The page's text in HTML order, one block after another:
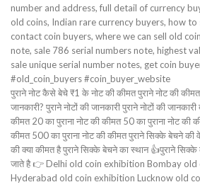
number and address, full detail of currency
old coins, Indian rare currency buyers, how
contact coin buyers, where we can sell old
note, sale 786 serial numbers note, highest
sale unique serial number notes, get coin
#old_coin_buyers #coin_buyer_website
पुराने नोट कैसे बेचे ₹1 के नोट की कीमत पुराने नोट की कीमत
जानकारी? पुराने नोटों की जानकारी पुराने नोटों की
कीमत 20 का पुराना नोट की कीमत 50 का पुराना नोट की
कीमत 500 का पुराना नोट की कीमत पुराने सिक्के बेचने की
की क्या कीमत है पुराने सिक्के बेचने का स्थान 👍पुराने
जाते है 👉 Delhi old coin exhibition Bombay
Hyderabad old coin exhibition Lucknow old